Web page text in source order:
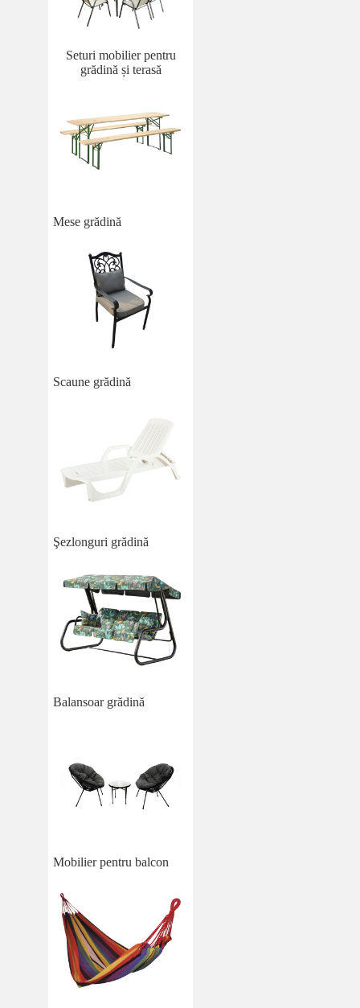
Seturi mobilier pentru
grădină și terasă
Mese grădină
Scaune grădină
Şezlonguri grădină
Balansoar grădină
Mobilier pentru balcon